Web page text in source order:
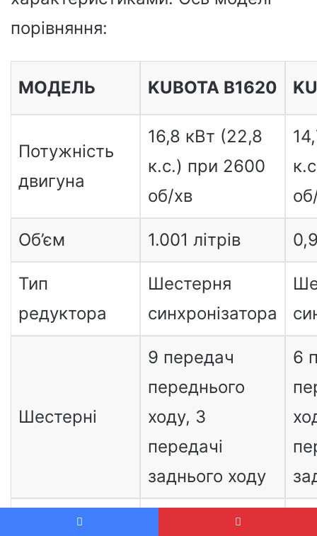
порівняння:
МОДЕЛЬ KUBOTA B1620
Потужність
двигуна
16,8 кВт (22,8
к.с.) при 2600
об/хв
Об’єм 1.001 літрів
Тип
редуктора
Шестерня
синхронізатора
Шестерні
9 передач
переднього
ходу, 3
передачі
заднього ходу
6